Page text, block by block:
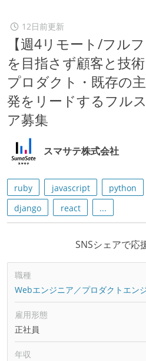
12日前更新
【週4リモート/フル
を目指さず顧客と技
プロダクト・既存の
発をリードするフル
ア募集
スマサテ株式会社
ruby javascript python
django
react ...
SNSシェアで応
職種
Webエンジニア／プロダクトエン
雇用形態
正社員
年収